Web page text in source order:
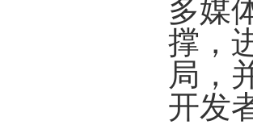
多媒
撑，
局，
开发